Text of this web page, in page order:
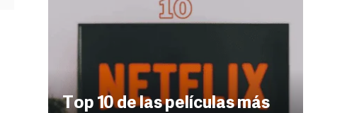
Top 10 de las películas más